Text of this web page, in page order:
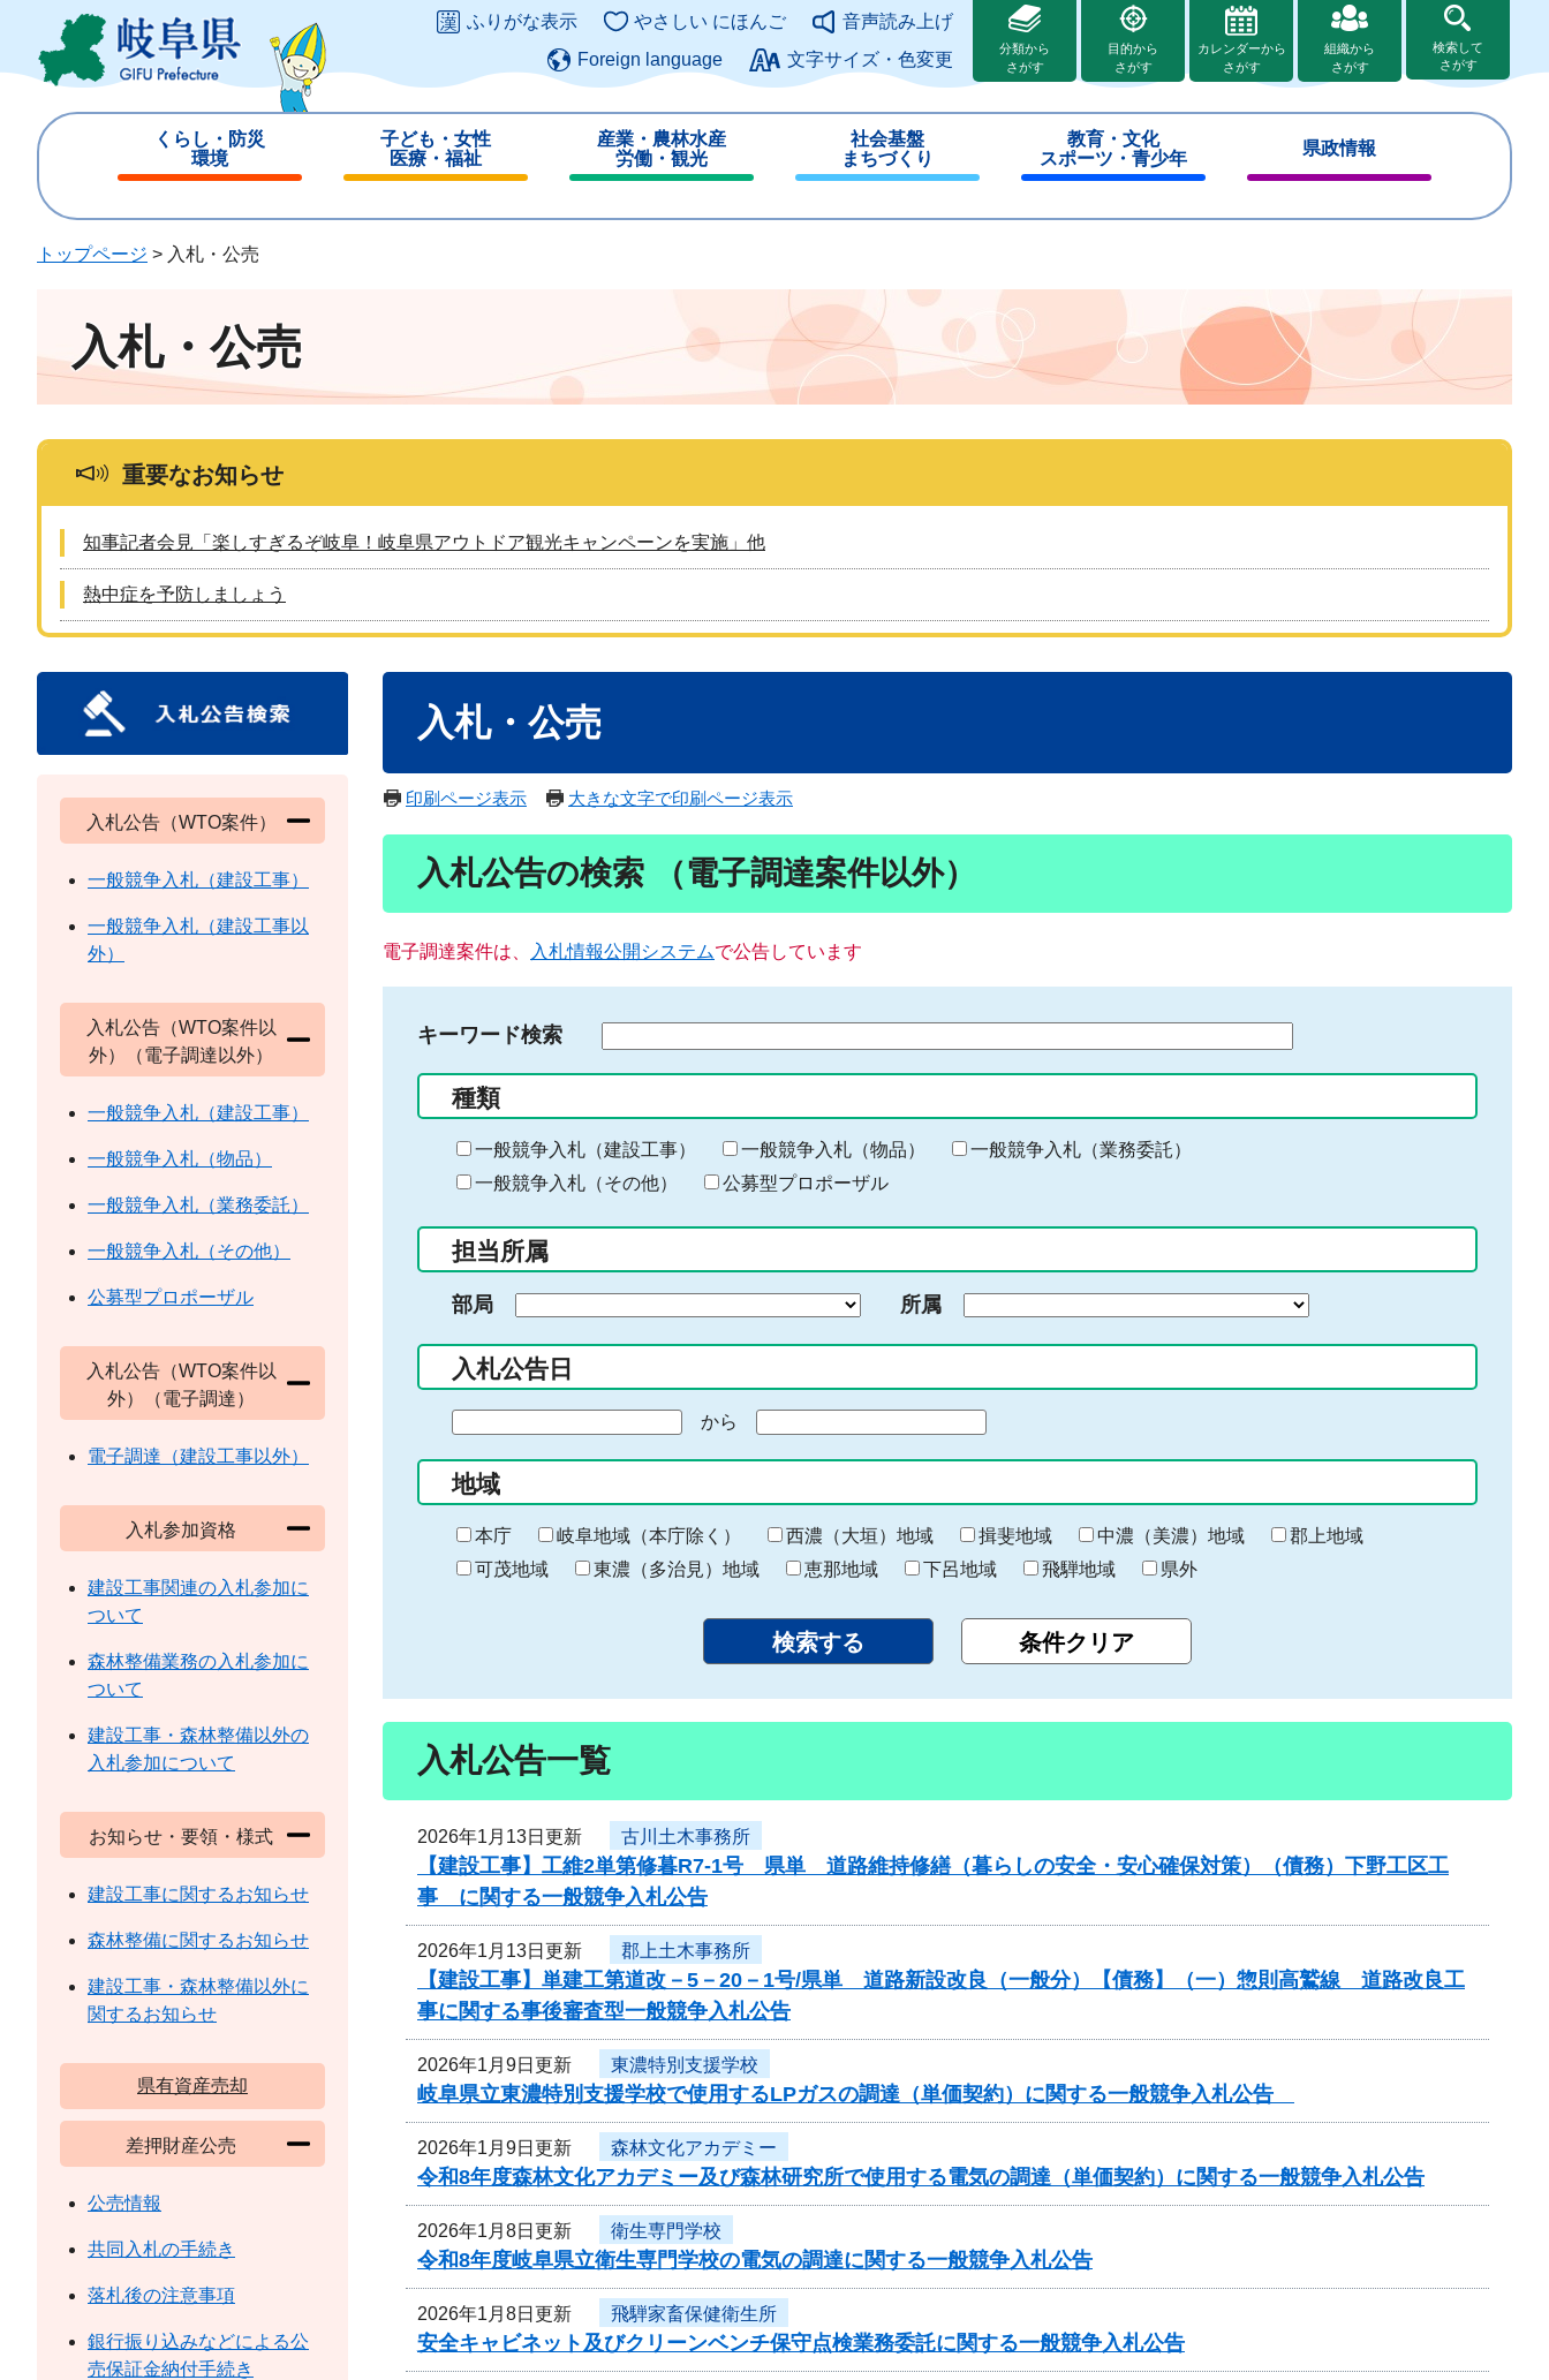
ジ
ュ
このページの本文へ
ふりがな表示 やさしい にほんご
音声読み上げ
Foreign language
文字サイズ・色変更
分類から
さがす
目的から
さがす
カレンダーから
さがす
組織から
さがす
検索して
さがす
くらし・防災
環境
じ
子ども・女性
医療・福祉
じ
産業・農林水産
労働・観光
じ
社会基盤
まちづくり
じ
教育・文化
スポーツ・青少年
じ
県政情報
じ
トップページ > 入札・公売
入札・公売
重要なお知らせ
知事記者会見「楽しすぎるぞ岐阜！岐阜県アウトドア観光キャンペーンを実施」他
熱中症を予防しましょう
入札・公売
印刷ページ表示 大きな文字で印刷ページ表示
入札公告の検索 （電子調達案件以外）
電子調達案件は、 入札情報公開システムで公告しています
キーワード検索
る
キ
ー
ー
入
力
種類
一般競争入札（建設工事） 一般競争入札（物品）
一般競争入札（業務委託）
一般競争入札（その他）
公募型プロポーザル
担当所属
部局 所属
入札公告日
の
始
ま
り
から
終
わ
り
地域
本庁 岐阜地域（本庁除く） 西濃（大垣）地域 揖斐地域 中濃（美濃）地域
郡上地域
可茂地域
東濃（多治見）地域 恵那地域 下呂地域 飛騨地域 県外
入札公告一覧
2026年1月13日更新 古川土木事務所
【建設工事】工維2単第修暮R7-1号 県単 道路維持修繕（暮らしの安全・安心確保対策）（債務）下野工区工
事 に関する一般競争入札公告
2026年1月13日更新 郡上土木事務所
【建設工事】単建工第道改－5－20－1号/県単 道路新設改良（一般分）【債務】（一）惣則高鷲線 道路改良工
事に関する事後審査型一般競争入札公告
2026年1月9日更新 東濃特別支援学校
岐阜県立東濃特別支援学校で使用するLPガスの調達（単価契約）に関する一般競争入札公告
2026年1月9日更新 森林文化アカデミー
令和8年度森林文化アカデミー及び森林研究所で使用する電気の調達（単価契約）に関する一般競争入札公告
2026年1月8日更新 衛生専門学校
令和8年度岐阜県立衛生専門学校の電気の調達に関する一般競争入札公告
2026年1月8日更新 飛騨家畜保健衛生所
安全キャビネット及びクリーンベンチ保守点検業務委託に関する一般競争入札公告
入札公告（WTO案件）
一般競争入札（建設工事）
一般競争入札（建設工事以
外）
入札公告（WTO案件以
外）（電子調達以外）
一般競争入札（建設工事）
一般競争入札（物品）
一般競争入札（業務委託）
一般競争入札（その他）
公募型プロポーザル
入札公告（WTO案件以
外）（電子調達）
電子調達（建設工事以外）
入札参加資格
建設工事関連の入札参加に
ついて
森林整備業務の入札参加に
ついて
建設工事・森林整備以外の
入札参加について
お知らせ・要領・様式
建設工事に関するお知らせ
森林整備に関するお知らせ
建設工事・森林整備以外に
関するお知らせ
県有資産売却
差押財産公売
公売情報
共同入札の手続き
落札後の注意事項
銀行振り込みなどによる公
売保証金納付手続き